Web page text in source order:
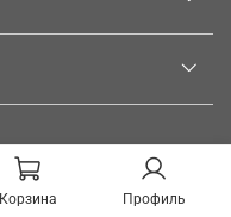
Корзина Профиль